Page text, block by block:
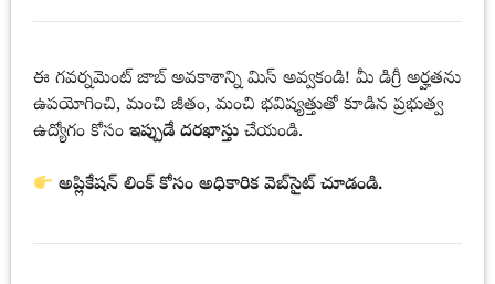
ఈ గవర్నమెంట్ జాబ్ అవకాశాన్ని మిస్ అవ్వకండి! మీ డిగ్రీ అర్హతను
ఉపయోగించి, మంచి జీతం, మంచి భవిష్యత్తుతో కూడిన ప్రభుత్వ
ఉద్యోగం కోసం ఇప్పుడే దరఖాస్తు చేయండి.
అప్లికేషన్ లింక్ కోసం అధికారిక వెబ్‌సైట్‌ చూడండి.